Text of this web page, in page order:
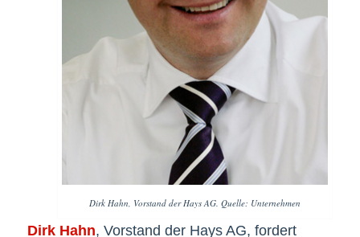
Dirk Hahn, Vorstand der Hays AG. Quelle: Unternehmen
Dirk Hahn, Vorstand der Hays AG, fordert